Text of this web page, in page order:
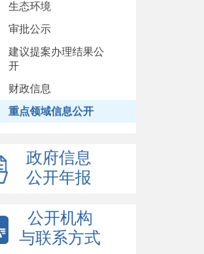
生态环境
审批公示
建议提案办理结果公
开
财政信息
重点领域信息公开
政府信息
公开年报
公开机构
与联系方式